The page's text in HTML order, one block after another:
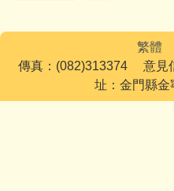
繁體
傳真：(082)313374 意見
址：金門縣金